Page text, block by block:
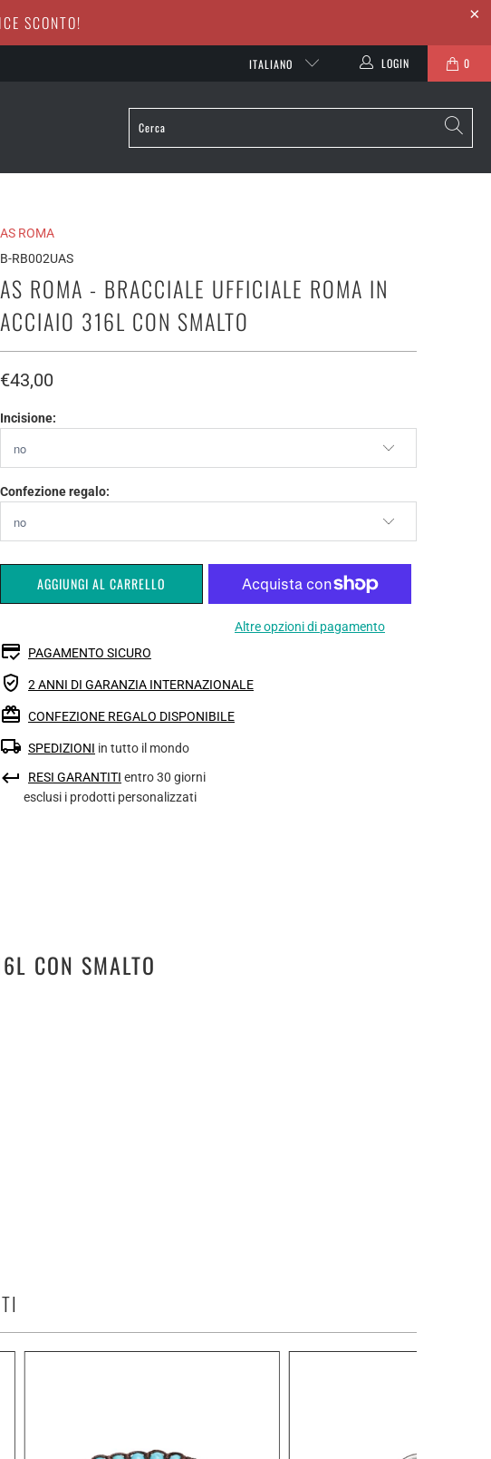
SCONTO!
ITALIANO LOGIN 0
AS ROMA
B-RB002UAS
AS ROMA - BRACCIALE UFFICIALE ROMA IN
ACCIAIO 316L CON SMALTO
€43,00
Incisione:
Confezione regalo:
AGGIUNGI AL CARRELLO
Altre opzioni di pagamento
PAGAMENTO SICURO
2 ANNI DI GARANZIA INTERNAZIONALE
CONFEZIONE REGALO DISPONIBILE
SPEDIZIONI in tutto il mondo
RESI GARANTITI entro 30 giorni
esclusi i prodotti personalizzati
CON SMALTO